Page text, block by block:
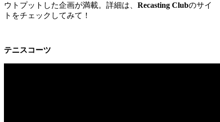
ウトプットした企画が満載。詳細は、 Recasting Clubのサイ
トをチェックしてみて！
テニスコーツ